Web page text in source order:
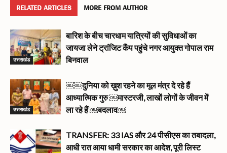
RELATED ARTICLES MORE FROM AUTHOR
उत्तराखंड
बारिश के बीच चारधाम यात्रियों की सुविधाओं का
जायजा लेने ट्रांजिट कैंप पहुंचे नगर आयुक्त गोपाल राम
बिनवाल
उत्तराखंड
￼￼दुनिया को ख़ुश रहने का मूल मंत्र दे रहे हैं
आध्यात्मिक गुरु ￼मास्टरजी, लाखों लोगों के जीवन में
ला रहे हैं ￼बदलाव￼
TRANSFER: 33 IAS और 24 पीसीएस का तबादला,
आधी रात आया धामी सरकार का आदेश, पूरी लिस्ट